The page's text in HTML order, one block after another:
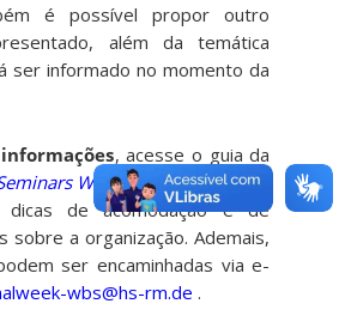
é possível propor outro
além da temática
ser informado no momento da
, acesse o guia da
Weeke confira a grade
de acomodação e de
a organização. Ademais,
ser encaminhadas via e-
wbs@hs-rm.de .